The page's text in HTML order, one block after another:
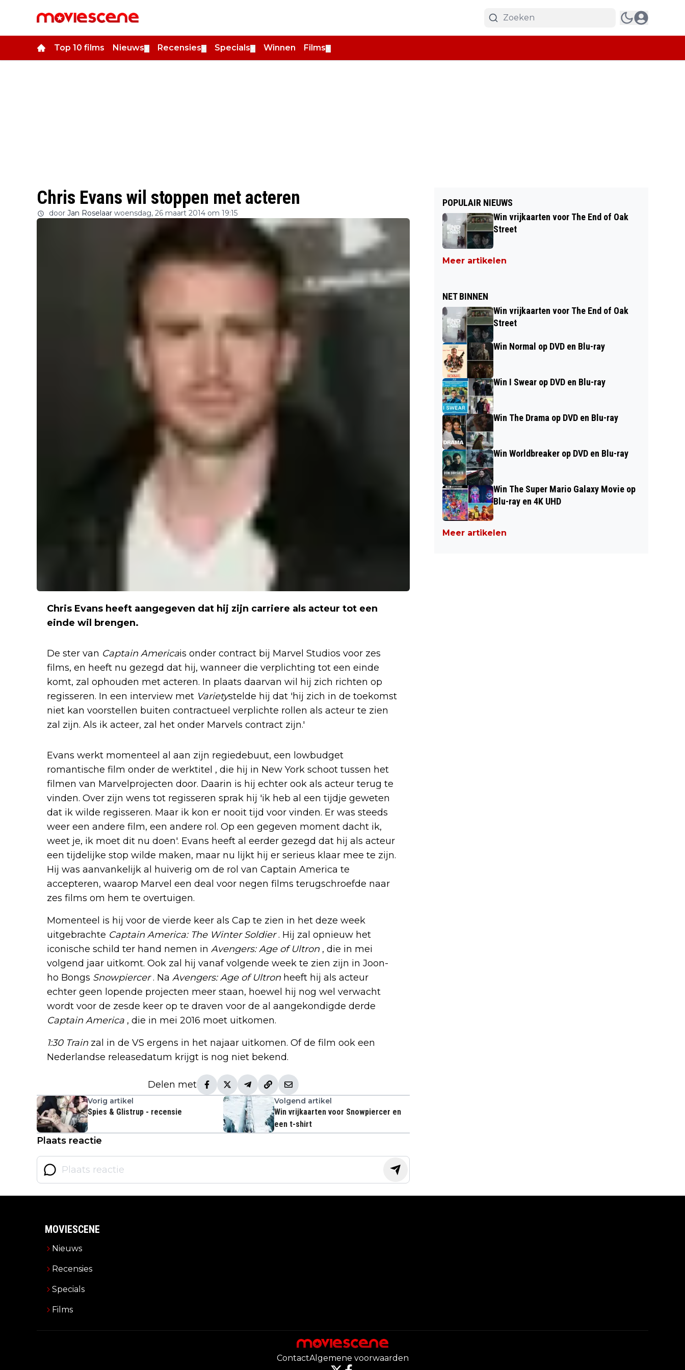
Top 10 films Nieuws Recensies Specials Winnen Films
Chris Evans wil stoppen met acteren
door Jan Roselaar woensdag, 26 maart 2014 om 19:15
Chris Evans heeft aangegeven dat hij zijn carriere als acteur tot een
einde wil brengen.
De ster van Captain Americais onder contract bij Marvel Studios voor zes
films, en heeft nu gezegd dat hij, wanneer die verplichting tot een einde
komt, zal ophouden met acteren. In plaats daarvan wil hij zich richten op
regisseren. In een interview met Varietystelde hij dat 'hij zich in de toekomst
niet kan voorstellen buiten contractueel verplichte rollen als acteur te zien
zal zijn. Als ik acteer, zal het onder Marvels contract zijn.'
Evans werkt momenteel al aan zijn regiedebuut, een lowbudget
romantische film onder de werktitel , die hij in New York schoot tussen het
filmen van Marvelprojecten door. Daarin is hij echter ook als acteur terug te
vinden. Over zijn wens tot regisseren sprak hij 'ik heb al een tijdje geweten
dat ik wilde regisseren. Maar ik kon er nooit tijd voor vinden. Er was steeds
weer een andere film, een andere rol. Op een gegeven moment dacht ik,
weet je, ik moet dit nu doen'. Evans heeft al eerder gezegd dat hij als acteur
een tijdelijke stop wilde maken, maar nu lijkt hij er serieus klaar mee te zijn.
Hij was aanvankelijk al huiverig om de rol van Captain America te
accepteren, waarop Marvel een deal voor negen films terugschroefde naar
zes films om hem te overtuigen.
Momenteel is hij voor de vierde keer als Cap te zien in het deze week
uitgebrachte Captain America: The Winter Soldier. Hij zal opnieuw het
iconische schild ter hand nemen in Avengers: Age of Ultron , die in mei
volgend jaar uitkomt. Ook zal hij vanaf volgende week te zien zijn in Joon-
ho Bongs Snowpiercer. Na Avengers: Age of Ultron heeft hij als acteur
echter geen lopende projecten meer staan, hoewel hij nog wel verwacht
wordt voor de zesde keer op te draven voor de al aangekondigde derde
Captain America , die in mei 2016 moet uitkomen.
1:30 Train zal in de VS ergens in het najaar uitkomen. Of de film ook een
Nederlandse releasedatum krijgt is nog niet bekend.
Delen met
Vorig artikel
Spies & Glistrup - recensie
Volgend artikel
Win vrijkaarten voor Snowpiercer en
een t-shirt
Plaats reactie
POPULAIR NIEUWS
Win vrijkaarten voor The End of Oak
Street
Meer artikelen
NET BINNEN
Win vrijkaarten voor The End of Oak
Street
Win Normal op DVD en Blu-ray
Win I Swear op DVD en Blu-ray
Win The Drama op DVD en Blu-ray
Win Worldbreaker op DVD en Blu-ray
Win The Super Mario Galaxy Movie op
Blu-ray en 4K UHD
Meer artikelen
MOVIESCENE
Nieuws
Recensies
Specials
Films
ContactAlgemene voorwaarden